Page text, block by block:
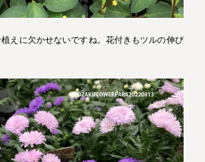
えに欠かせないですね。花付きもツルの伸び